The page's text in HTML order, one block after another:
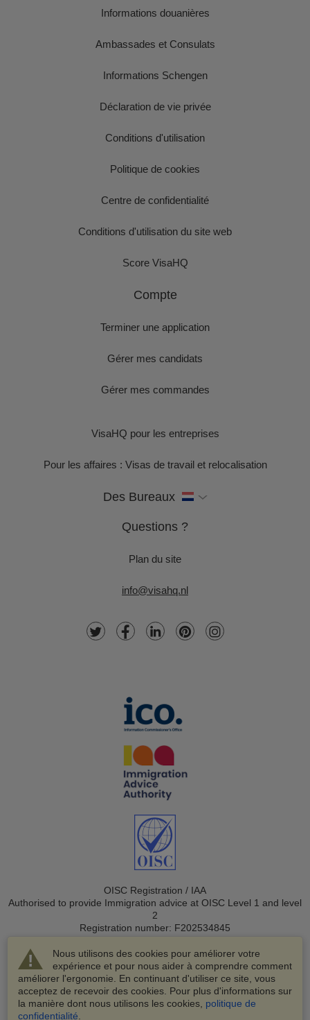
Nous utilisons des cookies pour améliorer votre
expérience et pour nous aider à comprendre comment
améliorer l'ergonomie. En continuant d'utiliser ce site, vous
acceptez de recevoir des cookies. Pour plus d'informations sur
la manière dont nous utilisons les cookies, politique de
confidentialité
Informations douanières
Ambassades et Consulats
Informations Schengen
Déclaration de vie privée
Conditions d'utilisation
Politique de cookies
Centre de confidentialité
Conditions d'utilisation du site web
Score VisaHQ
Compte
Terminer une application
Gérer mes candidats
Gérer mes commandes
VisaHQ pour les entreprises
Pour les affaires : Visas de travail et relocalisation
Des Bureaux
Questions ?
Plan du site
info@visahq.nl
OISC Registration / IAA
Authorised to provide Immigration advice at OISC Level 1 and level
2
Registration number: F202534845
© 2003-2026 VisaHQ.com, Inc. Tous droits réservés.